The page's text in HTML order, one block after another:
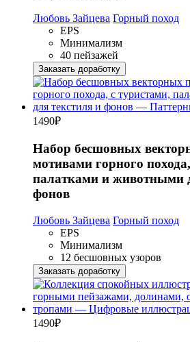
Любовь Зайцева Горный поход
EPS
Минимализм
40 пейзажей
Заказать доработку
1490₽
Набор бесшовных
мотивами горного
палатками и животными
фонов
Любовь Зайцева Горный поход
EPS
Минимализм
12 бесшовных узоров
Заказать доработку
1490₽